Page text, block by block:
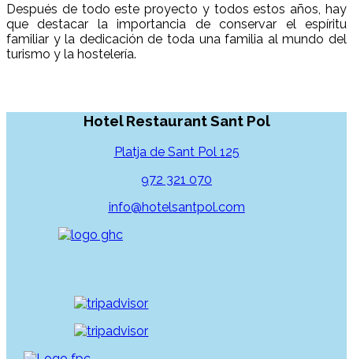
Después de todo este proyecto y todos estos años, hay
que destacar la importancia de conservar el espíritu
familiar y la dedicación de toda una familia al mundo del
turismo y la hostelería.
Hotel Restaurant Sant Pol
Platja de Sant Pol 125
972 321 070
info@hotelsantpol.com